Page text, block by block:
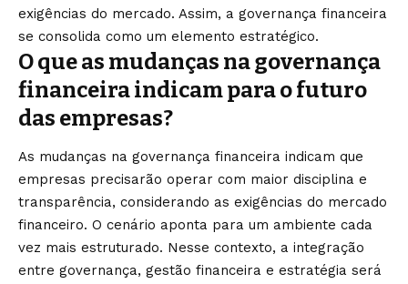
exigências do mercado. Assim, a governança financeira
se consolida como um elemento estratégico.
O que as mudanças na governança
financeira indicam para o futuro
das empresas?
As mudanças na governança financeira indicam que
empresas precisarão operar com maior disciplina e
transparência, considerando as exigências do mercado
financeiro. O cenário aponta para um ambiente cada
vez mais estruturado. Nesse contexto, a integração
entre governança, gestão financeira e estratégia será